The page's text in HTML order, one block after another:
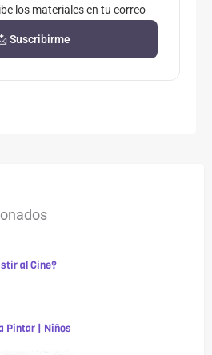
los materiales en tu correo
Suscribirme
al Cine?
Pintar | Niños